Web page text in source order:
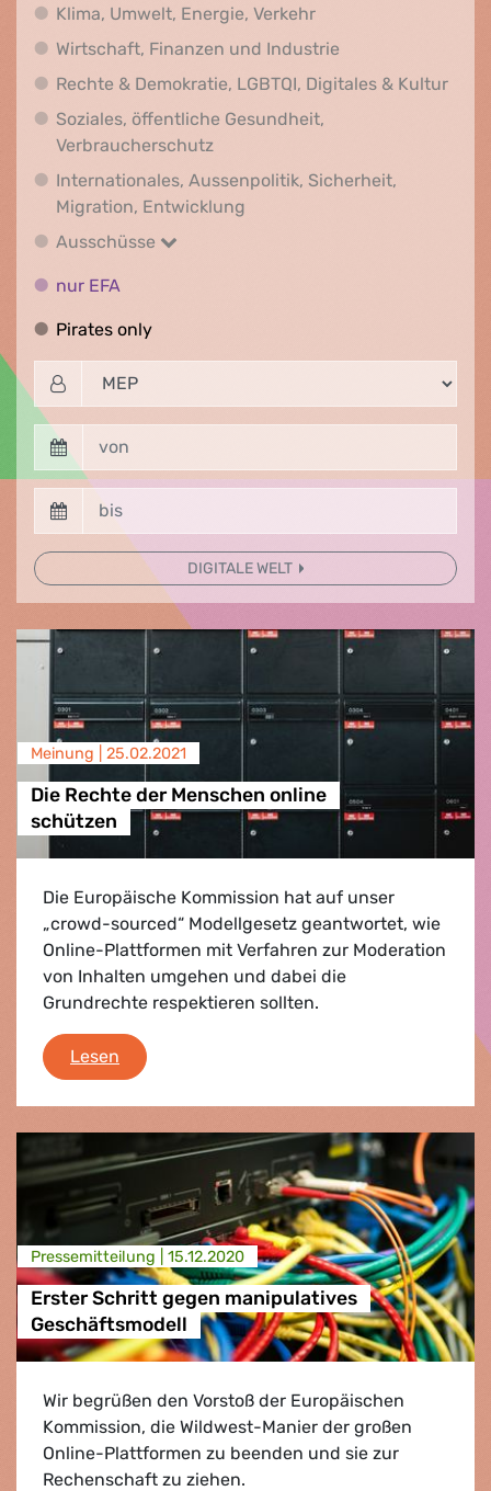
Klima, Umwelt, Energie, VerkehrKlima, Umwelt,
Wirtschaft, Finanzen und Industrie
Rechte & Demokratie, LGBTQI, Digitales & Kultur
Soziales, öffentliche Gesundheit,
VerbraucherschutzSoziales, öffentliche Gesundheit,
Internationales, Aussenpolitik, Sicherheit,
Migration, Entwicklung
Ausschüsse
Ausschüsse
nur EFA
Pirates onlyPirates only
DIGITALE WELT
Meinung | 25.02.2021
Die Rechte der Menschen online
schützen
Die Europäische Kommission hat auf unser
„crowd-sourced“ Modellgesetz geantwortet, wie
Online-Plattformen mit Verfahren zur Moderation
von Inhalten umgehen und dabei die
Grundrechte respektieren sollten.
Lesen Die Rechte der Menschen online schützen
Presse­mitteilung | 15.12.2020
Erster Schritt gegen manipulatives
Geschäftsmodell
Wir begrüßen den Vorstoß der Europäischen
Kommission, die Wildwest-Manier der großen
Online-Plattformen zu beenden und sie zur
Rechenschaft zu ziehen.